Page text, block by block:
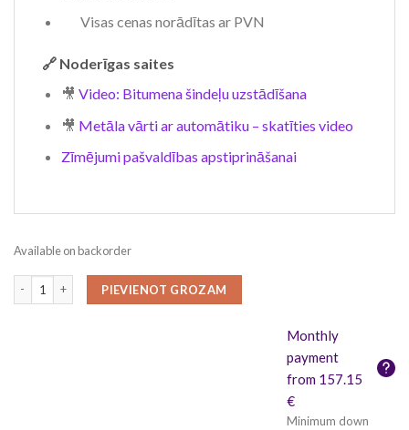
Visas cenas norādītas ar PVN
🔗 Noderīgas saites
🎥 Video: Bitumena šindeļu uzstādīšana
🎥 Metāla vārti ar automātiku – skatīties video
Zīmējumi pašvaldības apstiprināšanai
Available on backorder
PIEVIENOT GROZAM
Monthly
payment
from 157.15
€
Minimum down